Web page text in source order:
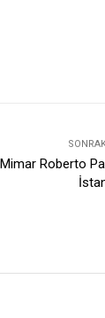
Mimar Roberto